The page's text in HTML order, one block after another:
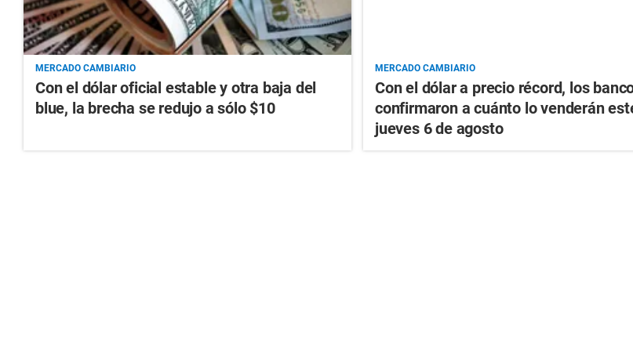
MERCADO CAMBIARIO
Con el dólar oficial estable y otra baja del
blue, la brecha se redujo a sólo $10
MERCADO CAMBIARIO
Con el dólar a precio récord, los
confirmaron a cuánto lo venderán
jueves 6 de agosto